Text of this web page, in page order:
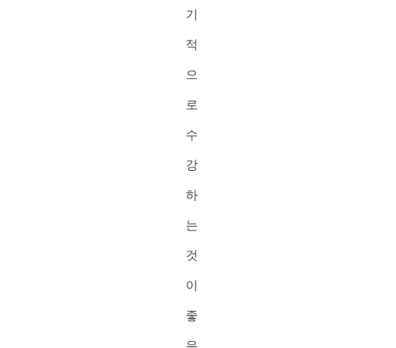
기
적
으
로
수
강
하
는
것
이
좋